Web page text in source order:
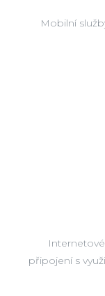
Mobilní
připojení s